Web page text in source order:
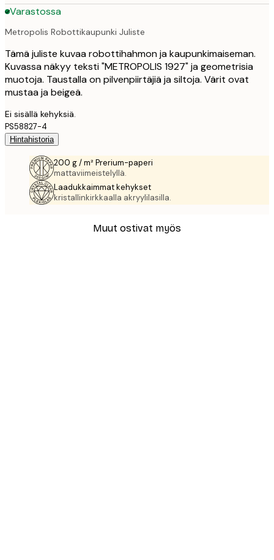
Varastossa
Metropolis Robottikaupunki Juliste
Tämä juliste kuvaa robottihahmon ja kaupunkimaiseman.
Kuvassa näkyy teksti "METROPOLIS 1927" ja geometrisia
muotoja. Taustalla on pilvenpiirtäjiä ja siltoja. Värit ovat
mustaa ja beigeä.
Ei sisällä kehyksiä.
PS58827-4
Hintahistoria
200 g / m² Prerium-paperi
mattaviimeistelyllä.
Laadukkaimmat kehykset
kristallinkirkkaalla akryylilasilla.
Muut ostivat myös